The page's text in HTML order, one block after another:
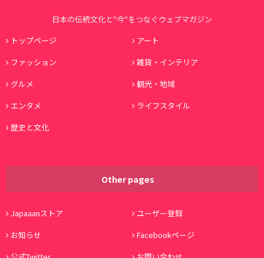
日本の伝統文化と"今"をつなぐウェブマガジン
トップページ
アート
ファッション
雑貨・インテリア
グルメ
観光・地域
エンタメ
ライフスタイル
歴史と文化
Other pages
Japaaanストア
ユーザー登録
お知らせ
Facebookページ